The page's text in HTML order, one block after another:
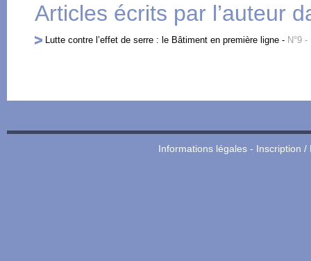
Articles écrits par l’auteur
Lutte contre l’effet de serre : le Bâtiment en première ligne - N°9
Informations légales- Inscription